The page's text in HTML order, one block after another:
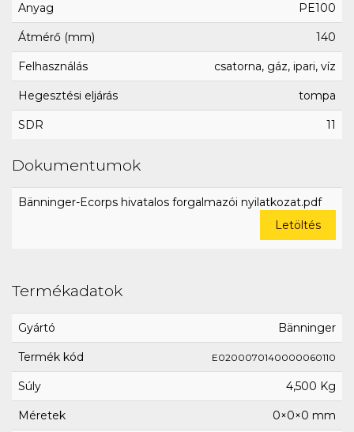
Anyag PE100
Átmérő (mm) 140
Felhasználás csatorna, gáz, ipari, víz
Hegesztési eljárás tompa
SDR 11
Dokumentumok
Bänninger-Ecorps hivatalos forgalmazói nyilatkozat.pdf
Letöltés
Termékadatok
Gyártó Bänninger
Termék kód E0200070140000060110
Súly 4,500 Kg
Méretek 0×0×0 mm